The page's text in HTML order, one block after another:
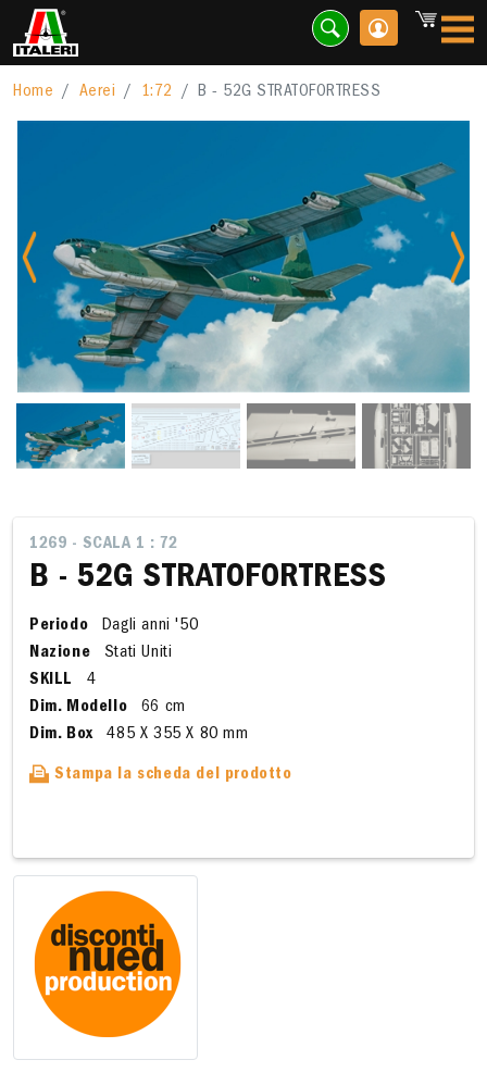
Home Aerei 1:72 B - 52G STRATOFORTRESS
Previous
1269 - SCALA 1 : 72
B - 52G STRATOFORTRESS
Periodo
Dagli anni '50
Nazione
Stati Uniti
SKILL
4
Dim. Modello
66 cm
Dim. Box
485 X 355 X 80 mm
Stampa la scheda del prodotto